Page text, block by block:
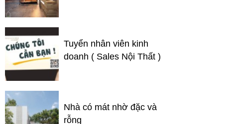
Tuyển nhân viên kinh
doanh ( Sales Nội Thất )
Nhà có mát nhờ đặc và
rỗng